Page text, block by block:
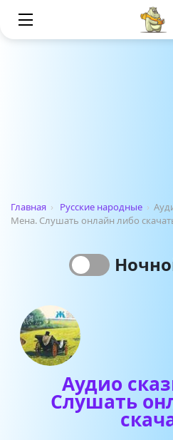
Главная › Русские народные ›
Мена. Слушать онлайн либо
Аудио
Слушать